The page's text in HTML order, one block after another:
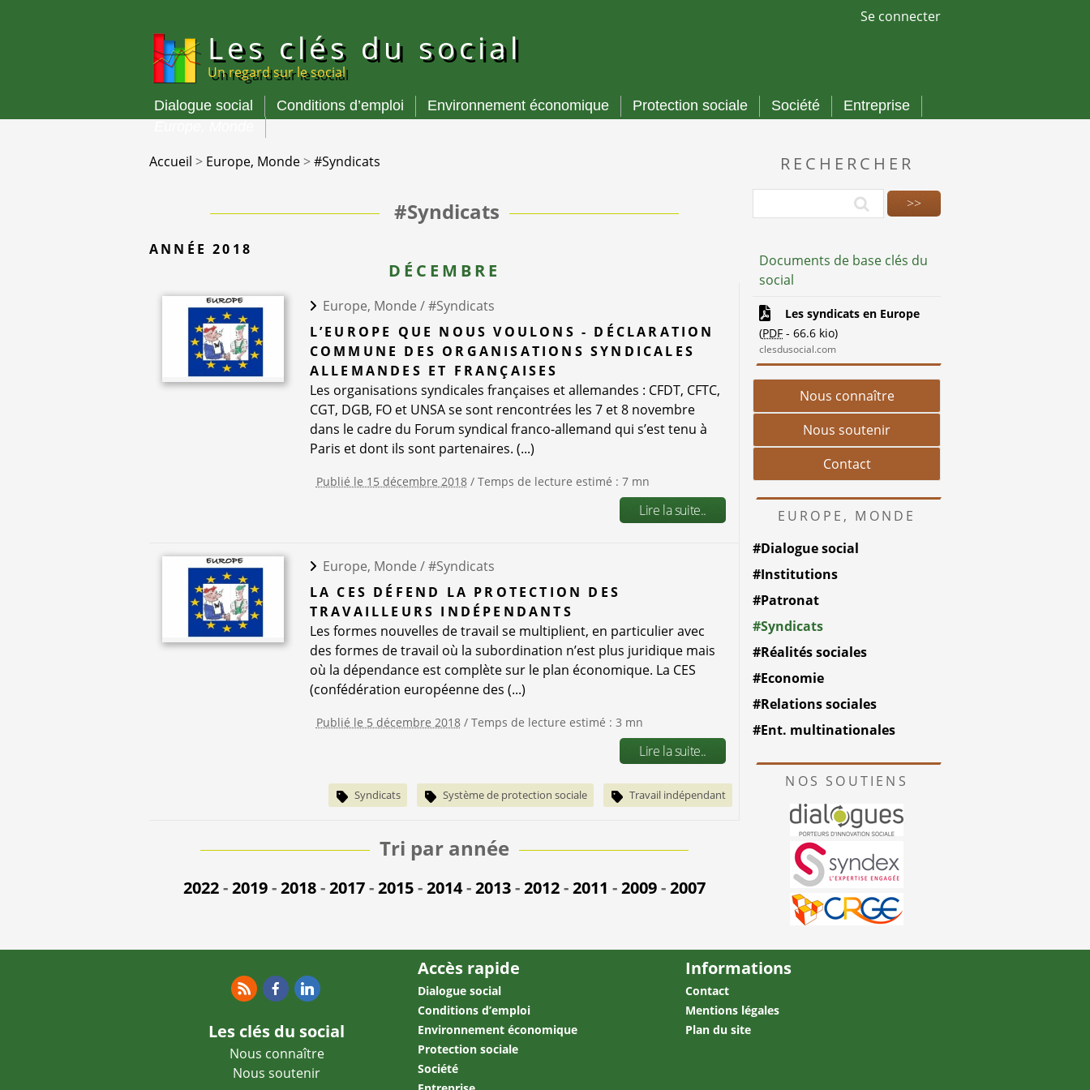
Se connecter
Les clés du social
Un regard sur le social
Menu
Dialogue social Conditions d’emploi Environnement économique Protection sociale Société
Entreprise
Accueil > Europe, Monde>#Syndicats
#Syndicats
ANNÉE 2018
DÉCEMBRE
Europe, Monde /#Syndicats
L’EUROPE QUE NOUS VOULONS - DÉCLARATION
COMMUNE DES ORGANISATIONS SYNDICALES
ALLEMANDES ET FRANÇAISES
Les organisations syndicales françaises et allemandes : CFDT, CFTC,
CGT, DGB, FO et UNSA se sont rencontrées les 7 et 8 novembre
dans le cadre du Forum syndical franco-allemand qui s’est tenu à
Paris et dont ils sont partenaires. (...)
Publié le 15 décembre 2018/ Temps de lecture estimé : 7 mn
Lire la suite..
Europe, Monde /#Syndicats
LA CES DÉFEND LA PROTECTION DES
TRAVAILLEURS INDÉPENDANTS
Les formes nouvelles de travail se multiplient, en particulier avec
des formes de travail où la subordination n’est plus juridique mais
où la dépendance est complète sur le plan économique. La CES
(confédération européenne des (...)
Publié le 5 décembre 2018/ Temps de lecture estimé : 3 mn
Lire la suite..
Syndicats Système de protection sociale Travail indépendant
Tri par année
2022-2019-2018-2017-2015-2014-2013-2012-2011 -2009-2007
RECHERCHER
Documents de base clés du
social
Les syndicats en Europe
(PDF -66.6 kio)
clesdusocial.com
Nous connaître
Nous soutenir
Contact
EUROPE, MONDE
#Dialogue social
#Institutions
#Patronat
#Syndicats
#Réalités sociales
#Economie
#Relations sociales
#Ent. multinationales
NOS SOUTIENS
Les clés du social
Nous connaître
Nous soutenir
Accès rapide
Dialogue social
Conditions d’emploi
Environnement économique
Protection sociale
Société
Informations
Contact
Mentions légales
Plan du site